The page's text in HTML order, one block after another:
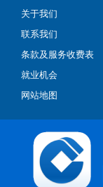
关于我们
联系我们
条款及服务收费表
就业机会
网站地图